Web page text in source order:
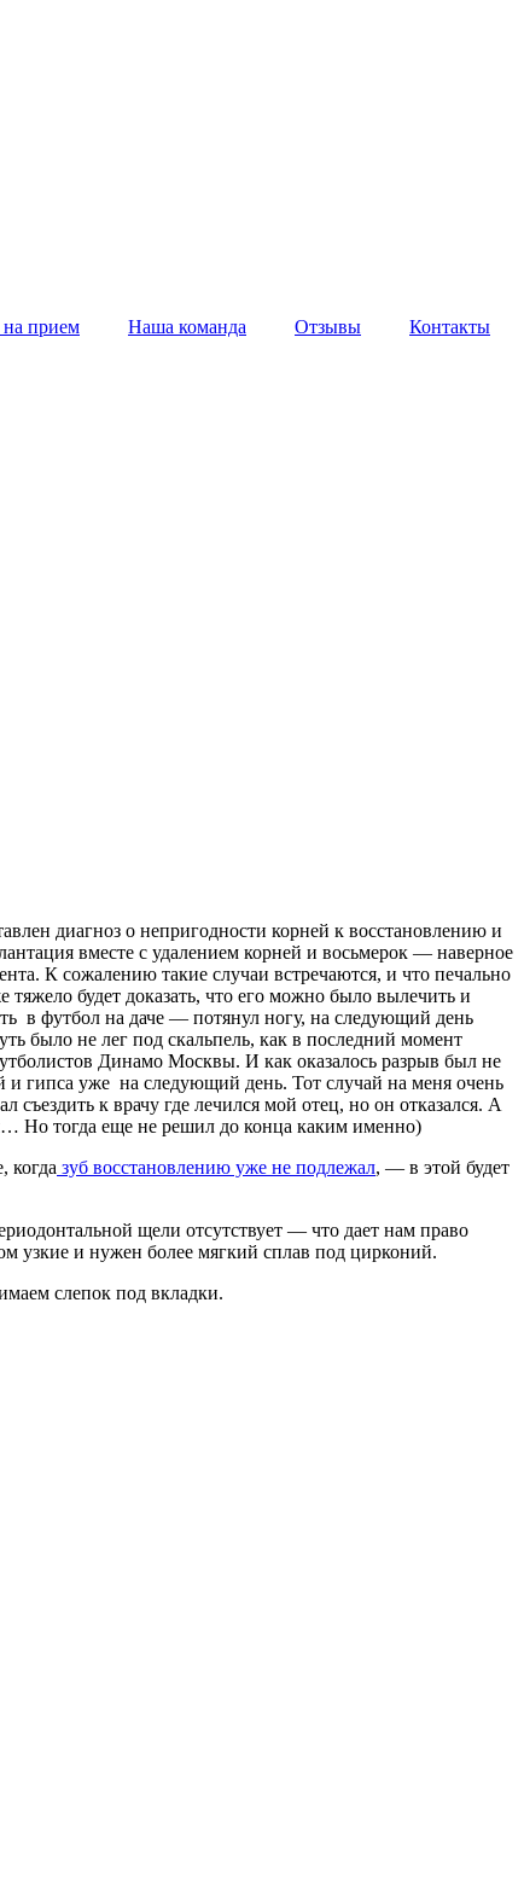
на прием Наша команда Отзывы Контакты
диагноз о непригодности корней к восстановлению и
вместе с удалением корней и восьмерок — наверное
К сожалению такие случаи встречаются, и что печально
тяжело будет доказать, что его можно было вылечить и
в футбол на даче — потянул ногу, на следующий день
было не лег под скальпель, как в последний момент
Динамо Москвы. И как оказалось разрыв был не
и гипса уже на следующий день. Тот случай на меня очень
к врачу где лечился мой отец, но он отказался. А
Но тогда еще не решил до конца каким именно)
когда зуб восстановлению уже не подлежал, — в этой будет
щели отсутствует — что дает нам право
узкие и нужен более мягкий сплав под цирконий.
слепок под вкладки.